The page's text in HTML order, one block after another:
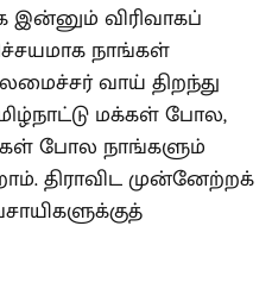
விரிவாகப்
நாங்கள்
வாய் திறந்து
மக்கள் போல,
போல நாங்களும்
திராவிட முன்னேற்றக்